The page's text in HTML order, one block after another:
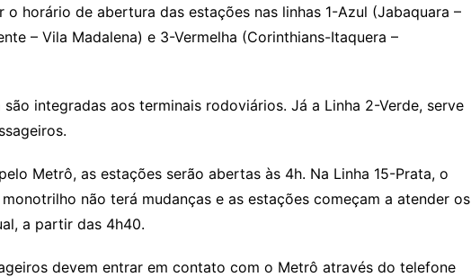
o horário de abertura das estações nas linhas 1-Azul (Jabaquara –
– Vila Madalena) e 3-Vermelha (Corinthians-Itaquera –
são integradas aos terminais rodoviários. Já a Linha 2-Verde, serve
Metrô, as estações serão abertas às 4h. Na Linha 15-Prata, o
não terá mudanças e as estações começam a atender os
a partir das 4h40.
devem entrar em contato com o Metrô através do telefone